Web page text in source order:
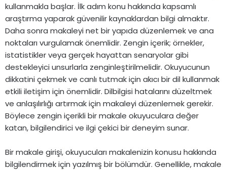
kullanmakla başlar. İlk adım konu hakkında kapsamlı
araştırma yaparak güvenilir kaynaklardan bilgi almaktır.
Daha sonra makaleyi net bir yapıda düzenlemek ve ana
noktaları vurgulamak önemlidir. Zengin içerik; örnekler,
istatistikler veya gerçek hayattan senaryolar gibi
destekleyici unsurlarla zenginleştirilmelidir. Okuyucunun
dikkatini çekmek ve canlı tutmak için akıcı bir dil kullanmak
etkili iletişim için önemlidir. Dilbilgisi hatalarını düzeltmek
ve anlaşılırlığı artırmak için makaleyi düzenlemek gerekir.
Böylece zengin içerikli bir makale okuyuculara değer
katan, bilgilendirici ve ilgi çekici bir deneyim sunar.
Bir makale girişi, okuyucuları makalenizin konusu hakkında
bilgilendirmek için yazılmış bir bölümdür. Genellikle, makale